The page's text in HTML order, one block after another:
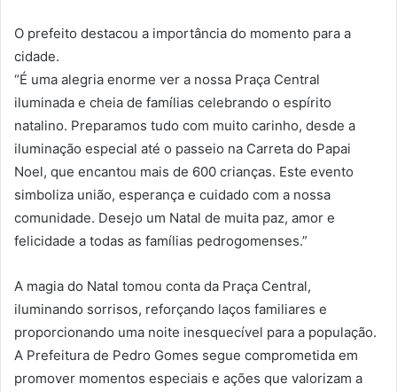
O prefeito destacou a importância do momento para a
cidade.
“É uma alegria enorme ver a nossa Praça Central
iluminada e cheia de famílias celebrando o espírito
natalino. Preparamos tudo com muito carinho, desde a
iluminação especial até o passeio na Carreta do Papai
Noel, que encantou mais de 600 crianças. Este evento
simboliza união, esperança e cuidado com a nossa
comunidade. Desejo um Natal de muita paz, amor e
felicidade a todas as famílias pedrogomenses.”
A magia do Natal tomou conta da Praça Central,
iluminando sorrisos, reforçando laços familiares e
proporcionando uma noite inesquecível para a população.
A Prefeitura de Pedro Gomes segue comprometida em
promover momentos especiais e ações que valorizam a